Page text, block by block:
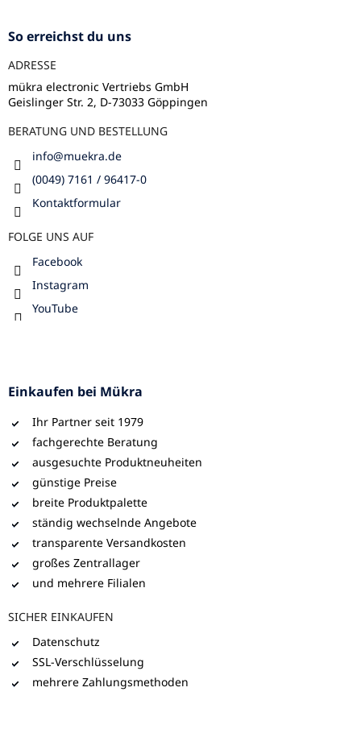
So erreichst du uns
ADRESSE
mükra electronic Vertriebs GmbH
Geislinger Str. 2, D-73033 Göppingen
BERATUNG UND BESTELLUNG
info@muekra.de
(0049) 7161 / 96417-0
Kontaktformular
FOLGE UNS AUF
Facebook
Instagram
YouTube
Einkaufen bei Mükra
Ihr Partner seit 1979
fachgerechte Beratung
ausgesuchte Produktneuheiten
günstige Preise
breite Produktpalette
ständig wechselnde Angebote
transparente Versandkosten
großes Zentrallager
und mehrere Filialen
SICHER EINKAUFEN
Datenschutz
SSL-Verschlüsselung
mehrere Zahlungsmethoden